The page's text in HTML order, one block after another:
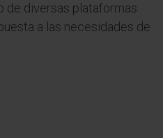
de diversas plataformas
a las necesidades de